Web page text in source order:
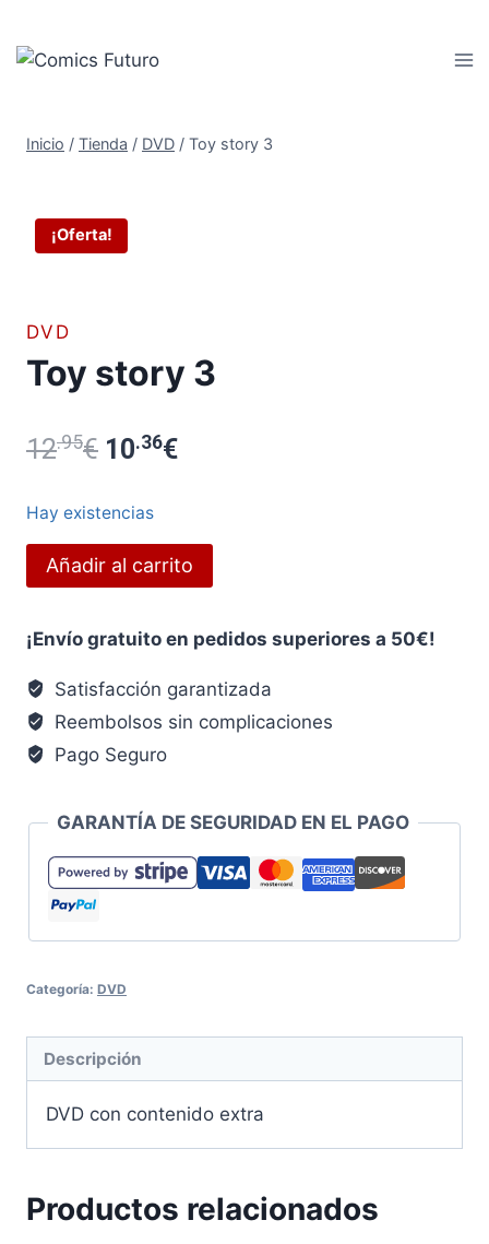
contenido
Inicio / Tienda / DVD / Toy story 3
¡Oferta!
DVD
Toy story 3
12.95€ El
era:
10.36€El
es:
Hay existencias
Toy
story
cantidad
Añadir al carrito
¡Envío gratuito en pedidos superiores a 50€!
Satisfacción garantizada
Reembolsos sin complicaciones
Pago Seguro
GARANTÍA DE SEGURIDAD EN EL PAGO
Categoría: DVD
Descripción
DVD con contenido extra
Productos relacionados